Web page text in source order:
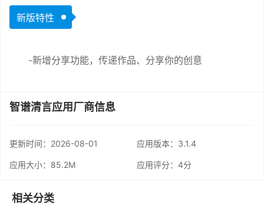
新版特性
-新增分享功能，传递作品、分享你的创意
智谱清言应用厂商信息
更新时间： 2026-08-01 应用版本：3.1.4
应用大小：85.2M 应用评分： 4分
相关分类